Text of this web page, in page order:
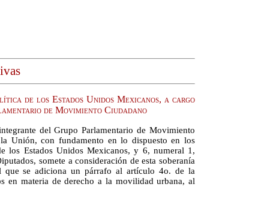
de los Estados Unidos Mexicanos, a cargo
de Movimiento Ciudadano
del Grupo Parlamentario de Movimiento
Unión, con fundamento en lo dispuesto en los
los Estados Unidos Mexicanos, y 6, numeral 1,
somete a consideración de esta soberanía
se adiciona un párrafo al artículo 4o. de la
en materia de derecho a la movilidad urbana, al